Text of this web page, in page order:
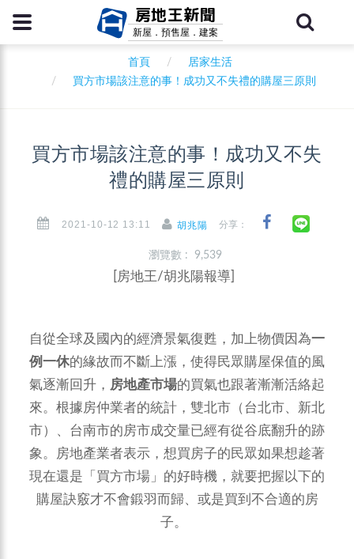
房地王新聞
新屋．預售屋．建案
首頁
居家生活
買方市場該注意的事！成功又不失禮的購屋三原則
買方市場該注意的事！成功又不失
禮的購屋三原則
2021-10-12 13:11 胡兆陽 分享：
瀏覽數 : 9,539
[房地王/胡兆陽報導]
自從全球及國內的經濟景氣復甦，加上物價因為一
例一休的緣故而不斷上漲，使得民眾購屋保值的風
氣逐漸回升， 房地產市場的買氣也跟著漸漸活絡起
來。根據房仲業者的統計，雙北市（台北市、新北
市）、台南市的房市成交量已經有從谷底翻升的跡
象。房地產業者表示，想買房子的民眾如果想趁著
現在還是「買方市場」的好時機，就要把握以下的
購屋訣竅才不會鍛羽而歸、或是買到不合適的房
子。